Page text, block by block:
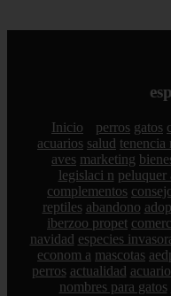
Inicio perros gatos
acuarios salud tenencia
aves marketing
legislaci n peluquer
complementos
reptiles abandono
iberzoo propet
navidad especies
econom a mascotas
perros actualidad
nombres para gatos